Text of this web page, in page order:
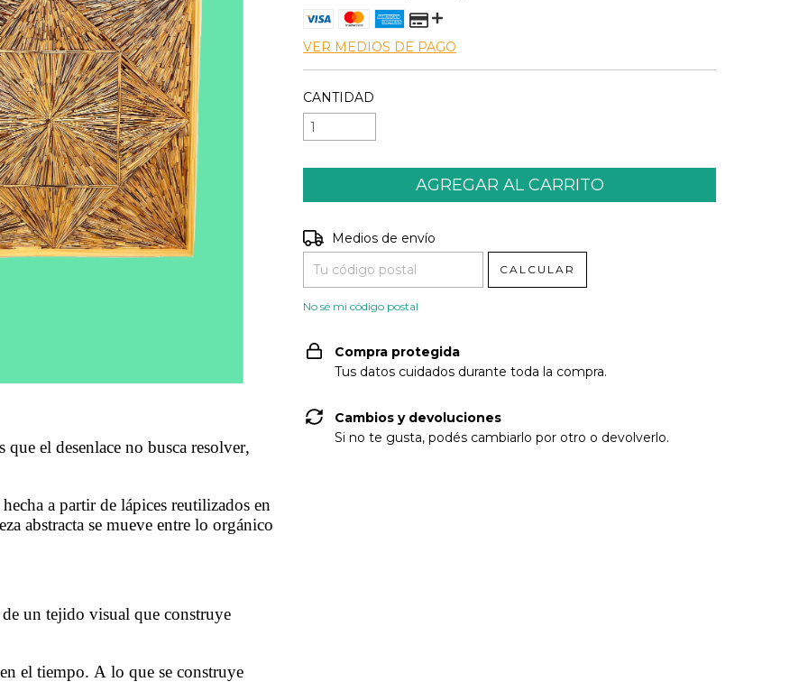
el desenlace no busca resolver,
a partir de lápices reutilizados en
abstracta se mueve entre lo orgánico
un tejido visual que construye
el tiempo. A lo que se construye
VER MEDIOS DE PAGO
CANTIDAD
Entregas para el CP:
Medios de envío
CALCULAR
No sé mi código postal
Compra protegida
Tus datos cuidados durante toda la compra.
Cambios y devoluciones
Si no te gusta, podés cambiarlo por otro o devolverlo.